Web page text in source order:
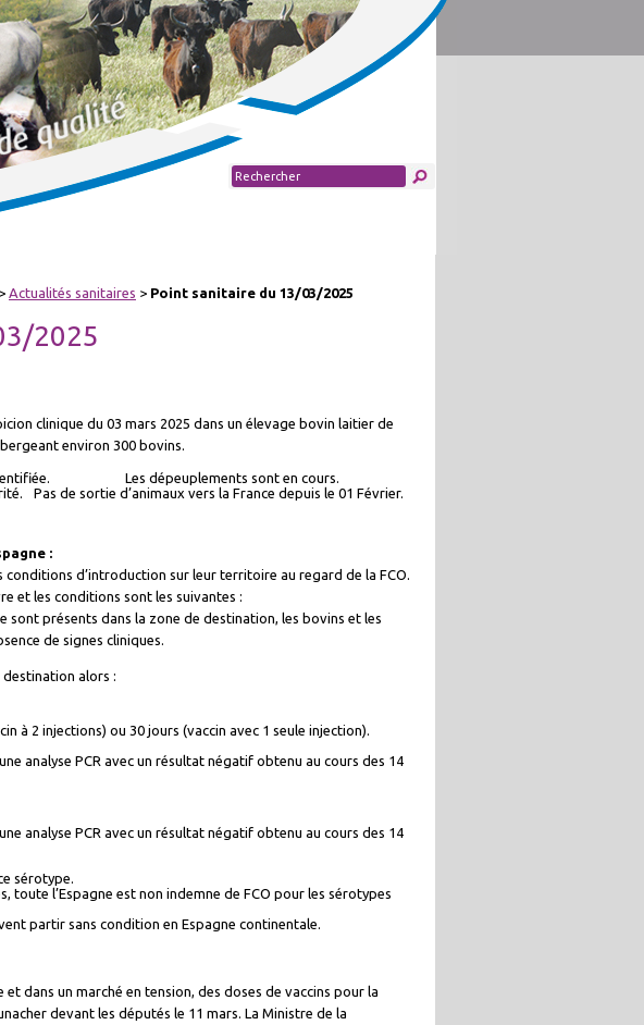
> Actualités sanitaires > Point sanitaire du 13/03/2025
2025
clinique du 03 mars 2025 dans un élevage bovin laitier de
environ 300 bovins.
Les dépeuplements sont en cours.
Pas de sortie d’animaux vers la France depuis le 01 Février.
:
d’introduction sur leur territoire au regard de la FCO.
et les conditions sont les suivantes :
sont présents dans la zone de destination, les bovins et les
de signes cliniques.
destination alors :
à 2 injections) ou 30 jours (vaccin avec 1 seule injection).
analyse PCR avec un résultat négatif obtenu au cours des 14
analyse PCR avec un résultat négatif obtenu au cours des 14
sérotype.
toute l’Espagne est non indemne de FCO pour les sérotypes
partir sans condition en Espagne continentale.
dans un marché en tension, des doses de vaccins pour la
devant les députés le 11 mars. La Ministre de la